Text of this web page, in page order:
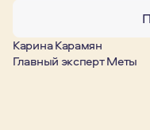
Карина Карамян
Главный эксперт Меты